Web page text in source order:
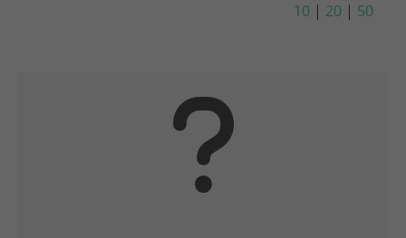
10 | 20 | 50